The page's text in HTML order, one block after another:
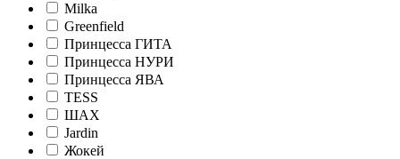
Milka
Greenfield
Принцесса ГИТА
Принцесса НУРИ
Принцесса ЯВА
TESS
ШАХ
Jardin
Жокей